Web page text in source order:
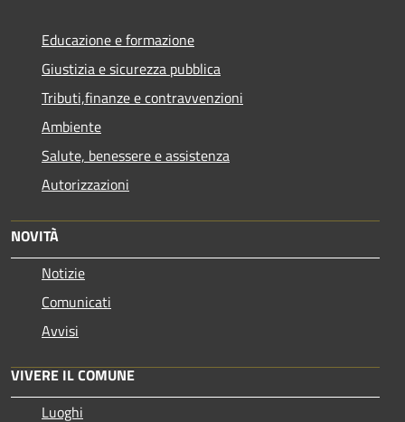
Educazione e formazione
Giustizia e sicurezza pubblica
Tributi,finanze e contravvenzioni
Ambiente
Salute, benessere e assistenza
Autorizzazioni
NOVITÀ
Notizie
Comunicati
Avvisi
VIVERE IL COMUNE
Luoghi